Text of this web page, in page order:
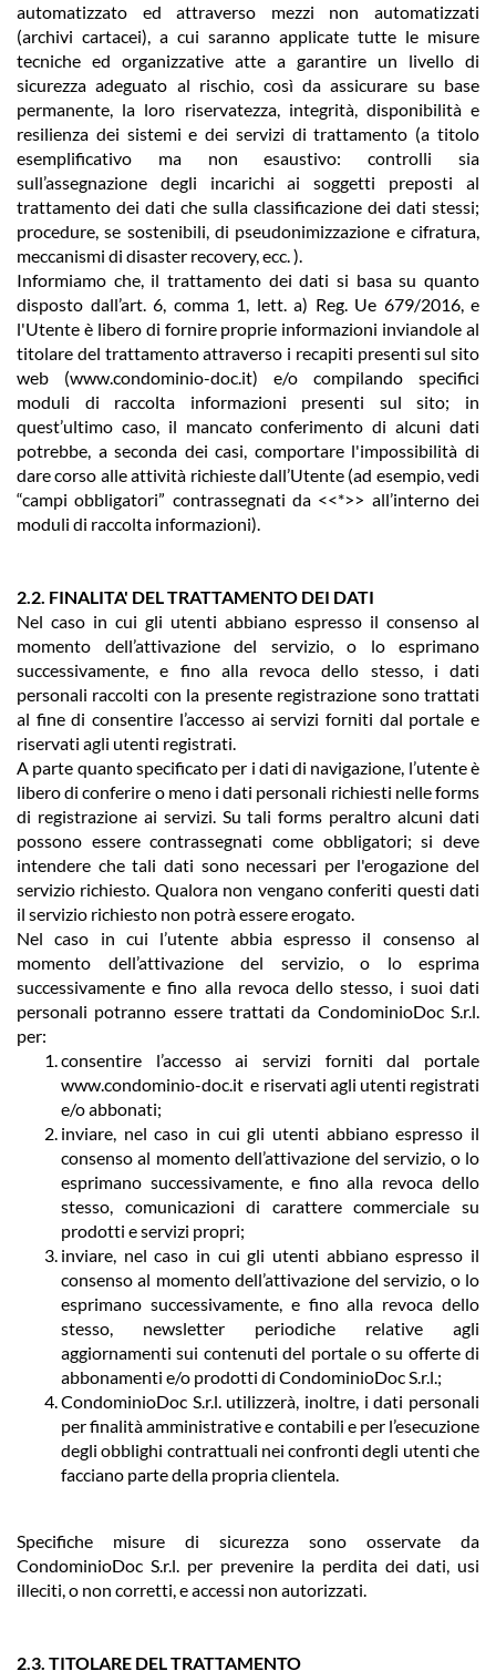
automatizzato ed attraverso mezzi non automatizzati
(archivi cartacei), a cui saranno applicate tutte le misure
tecniche ed organizzative atte a garantire un livello di
sicurezza adeguato al rischio, così da assicurare su base
permanente, la loro riservatezza, integrità, disponibilità e
resilienza dei sistemi e dei servizi di trattamento (a titolo
esemplificativo ma non esaustivo: controlli sia
sull’assegnazione degli incarichi ai soggetti preposti al
trattamento dei dati che sulla classificazione dei dati stessi;
procedure, se sostenibili, di pseudonimizzazione e cifratura,
meccanismi di disaster recovery, ecc. ).
Informiamo che, il trattamento dei dati si basa su quanto
disposto dall’art. 6, comma 1, lett. a) Reg. Ue 679/2016, e
l'Utente è libero di fornire proprie informazioni inviandole al
titolare del trattamento attraverso i recapiti presenti sul sito
web (www.condominio-doc.it) e/o compilando specifici
moduli di raccolta informazioni presenti sul sito; in
quest’ultimo caso, il mancato conferimento di alcuni dati
potrebbe, a seconda dei casi, comportare l'impossibilità di
dare corso alle attività richieste dall’Utente (ad esempio, vedi
“campi obbligatori” contrassegnati da <<*>> all’interno dei
moduli di raccolta informazioni).
2.2. FINALITA' DEL TRATTAMENTO DEI DATI
Nel caso in cui gli utenti abbiano espresso il consenso al
momento dell’attivazione del servizio, o lo esprimano
successivamente, e fino alla revoca dello stesso, i dati
personali raccolti con la presente registrazione sono trattati
al fine di consentire l’accesso ai servizi forniti dal portale e
riservati agli utenti registrati.
A parte quanto specificato per i dati di navigazione, l’utente è
libero di conferire o meno i dati personali richiesti nelle forms
di registrazione ai servizi. Su tali forms peraltro alcuni dati
possono essere contrassegnati come obbligatori; si deve
intendere che tali dati sono necessari per l'erogazione del
servizio richiesto. Qualora non vengano conferiti questi dati
il servizio richiesto non potrà essere erogato.
Nel caso in cui l’utente abbia espresso il consenso al
momento dell’attivazione del servizio, o lo esprima
successivamente e fino alla revoca dello stesso, i suoi dati
personali potranno essere trattati da CondominioDoc S.r.l.
per:
consentire l’accesso ai servizi forniti dal portale
www.condominio-doc.it e riservati agli utenti registrati
e/o abbonati;
inviare, nel caso in cui gli utenti abbiano espresso il
consenso al momento dell’attivazione del servizio, o lo
esprimano successivamente, e fino alla revoca dello
stesso, comunicazioni di carattere commerciale su
prodotti e servizi propri;
inviare, nel caso in cui gli utenti abbiano espresso il
consenso al momento dell’attivazione del servizio, o lo
esprimano successivamente, e fino alla revoca dello
stesso, newsletter periodiche relative agli
aggiornamenti sui contenuti del portale o su offerte di
abbonamenti e/o prodotti di CondominioDoc S.r.l.;
CondominioDoc S.r.l. utilizzerà, inoltre, i dati personali
per finalità amministrative e contabili e per l’esecuzione
degli obblighi contrattuali nei confronti degli utenti che
facciano parte della propria clientela.
Specifiche misure di sicurezza sono osservate da
CondominioDoc S.r.l. per prevenire la perdita dei dati, usi
illeciti, o non corretti, e accessi non autorizzati.
2.3. TITOLARE DEL TRATTAMENTO